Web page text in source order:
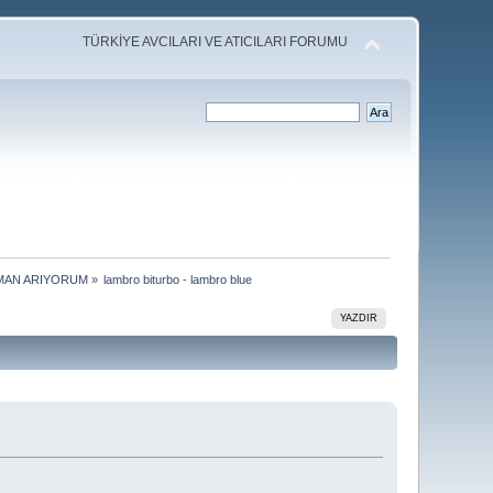
TÜRKİYE AVCILARI VE ATICILARI FORUMU
ARIYORUM » lambro biturbo - lambro blue
YAZDIR